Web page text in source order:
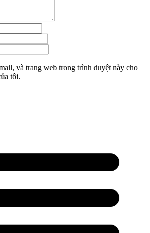
và trang web trong trình duyệt này cho
tôi.